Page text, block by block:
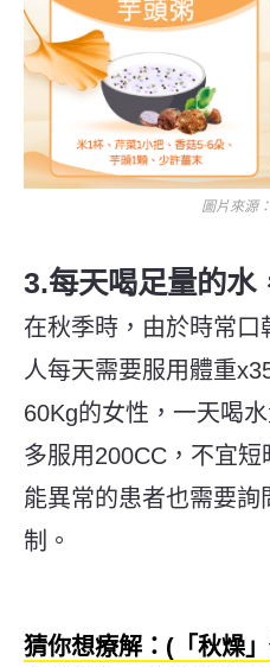
圖片來源
3.每天喝足量的水
在秋季時，由於時常
人每天需要服用體重
60Kg的女性，一天喝
多服用200CC，不宜
能異常的患者也需要
制。
猜你想療解：(「秋燥